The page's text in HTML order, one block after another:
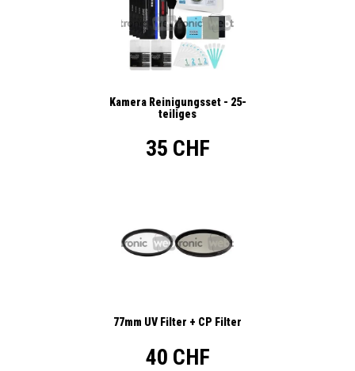
Kamera Reinigungsset - 25-
teiliges
35 CHF
77mm UV Filter + CP Filter
40 CHF